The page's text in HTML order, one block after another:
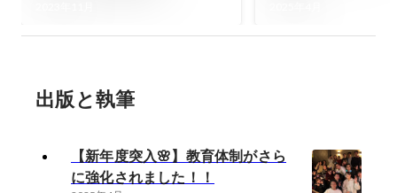
出版と執筆
【新年度突入🌸】教育体制がさら
に強化されました！！